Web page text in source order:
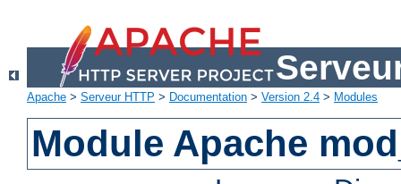
Apache > Serveur HTTP > Documentation > Version 2.4 > Modules
Module Apache